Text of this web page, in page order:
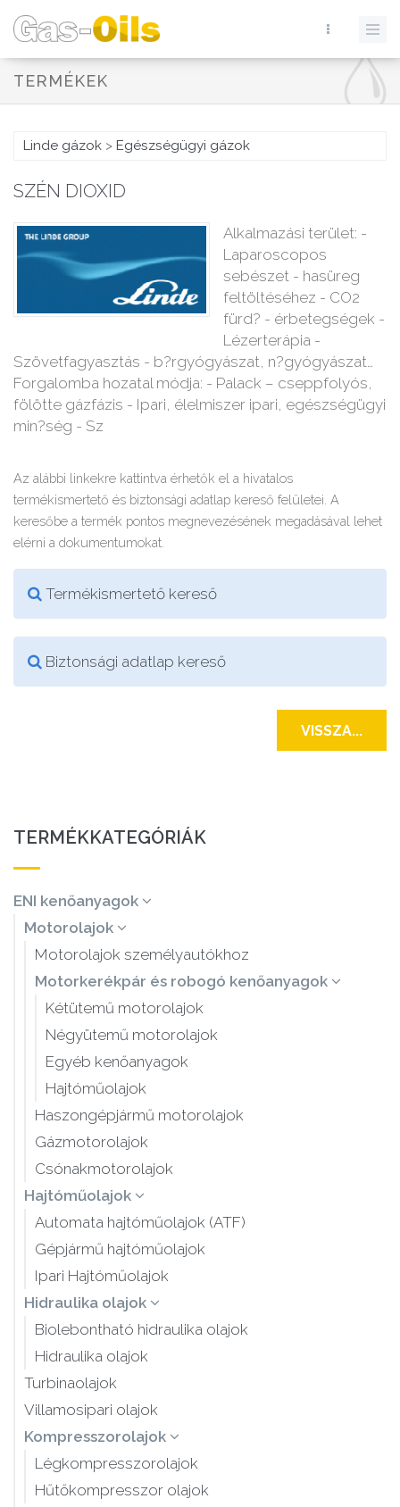
TERMÉKEK
Linde gázok > Egészségügyi gázok
SZÉN DIOXID
Alkalmazási terület: -
Laparoscopos
sebészet - hasüreg
feltöltéséhez - CO2
fürd? - érbetegségek -
Lézerterápia -
Szövetfagyasztás - b?rgyógyászat, n?gyógyászat…
Forgalomba hozatal módja: - Palack – cseppfolyós,
fölötte gázfázis - Ipari, élelmiszer ipari, egészségügyi
min?ség - Sz
Az alábbi linkekre kattintva érhetők el a hivatalos
termékismertető és biztonsági adatlap kereső felületei. A
keresőbe a termék pontos megnevezésének megadásával lehet
elérni a dokumentumokat.
Termékismertető kereső
Biztonsági adatlap kereső
VISSZA...
TERMÉKKATEGÓRIÁK
ENI kenőanyagok
Motorolajok
Motorolajok személyautókhoz
Motorkerékpár és robogó kenőanyagok
Kétütemű motorolajok
Négyütemű motorolajok
Egyéb kenőanyagok
Hajtóműolajok
Haszongépjármű motorolajok
Gázmotorolajok
Csónakmotorolajok
Hajtóműolajok
Automata hajtóműolajok (ATF)
Gépjármű hajtóműolajok
Ipari Hajtóműolajok
Hidraulika olajok
Biolebontható hidraulika olajok
Hidraulika olajok
Turbinaolajok
Villamosipari olajok
Kompresszorolajok
Légkompresszorolajok
Hűtőkompresszor olajok